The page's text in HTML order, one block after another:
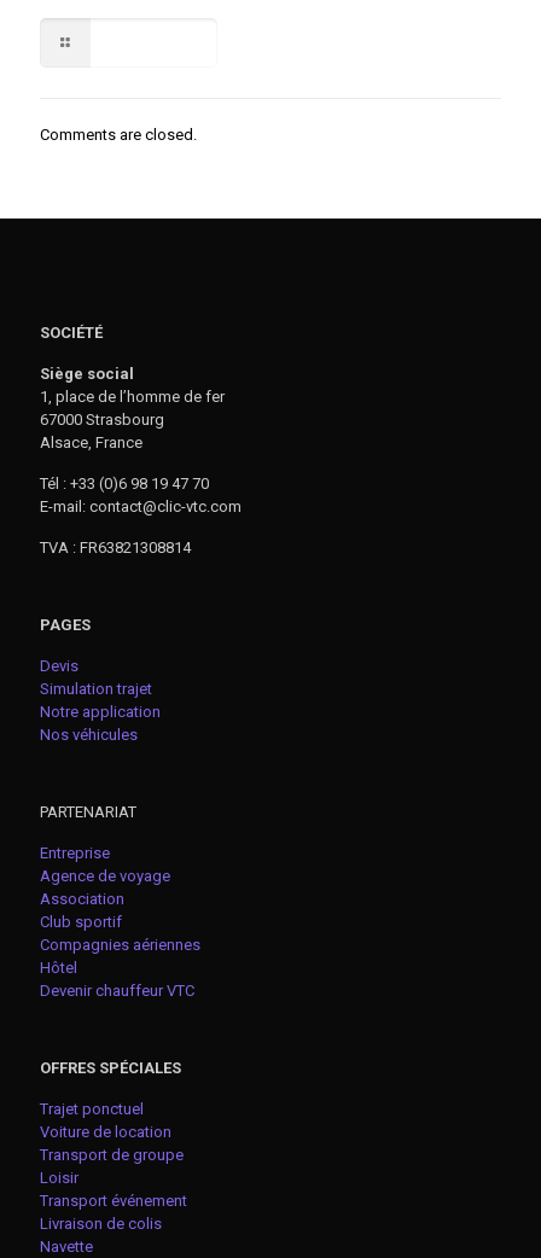
Comments are closed.
SOCIÉTÉ
Siège social
1, place de l’homme de fer
67000 Strasbourg
Alsace, France
Tél : +33 (0)6 98 19 47 70
E-mail: contact@clic-vtc.com
TVA : FR63821308814
PAGES
Devis
Simulation trajet
Notre application
Nos véhicules
PARTENARIAT
Entreprise
Agence de voyage
Association
Club sportif
Compagnies aériennes
Hôtel
Devenir chauffeur VTC
OFFRES SPÉCIALES
Trajet ponctuel
Voiture de location
Transport de groupe
Loisir
Transport événement
Livraison de colis
Navette